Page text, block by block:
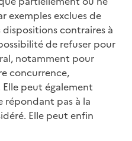
exemples exclues de
contraires à
de refuser pour
notamment pour
concurrence,
peut également
répondant pas à la
Elle peut enfin